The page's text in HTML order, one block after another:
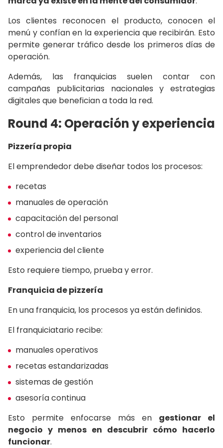
Los clientes reconocen el producto, conocen el
menú y confían en la experiencia que recibirán. Esto
permite generar tráfico desde los primeros días de
operación.
Además, las franquicias suelen contar con
campañas publicitarias nacionales y estrategias
digitales que benefician a toda la red.
Round 4: Operación y experiencia
Pizzería propia
El emprendedor debe diseñar todos los procesos:
recetas
manuales de operación
capacitación del personal
control de inventarios
experiencia del cliente
Esto requiere tiempo, prueba y error.
Franquicia de pizzería
En una franquicia, los procesos ya están definidos.
El franquiciatario recibe:
manuales operativos
recetas estandarizadas
sistemas de gestión
asesoría continua
Esto permite enfocarse más en gestionar el
negocio y menos en descubrir cómo hacerlo
funcionar.